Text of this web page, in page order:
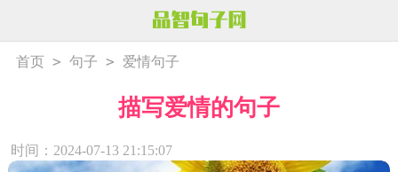
首页 > 句子 > 爱情句子
描写爱情的句子
时间：2024-07-13 21:15:07